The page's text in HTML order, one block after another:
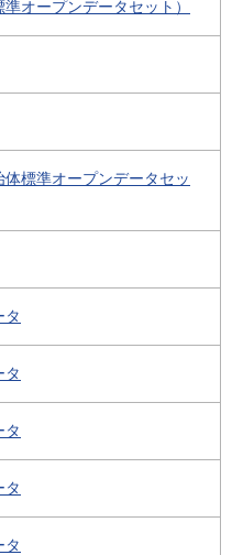
オープンデータセット）
標準オープンデータセッ